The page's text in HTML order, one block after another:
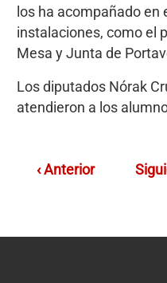
los ha acompañado en
instalaciones, como el
Mesa y Junta de
Los diputados Nórak
atendieron a los
‹ Anterior